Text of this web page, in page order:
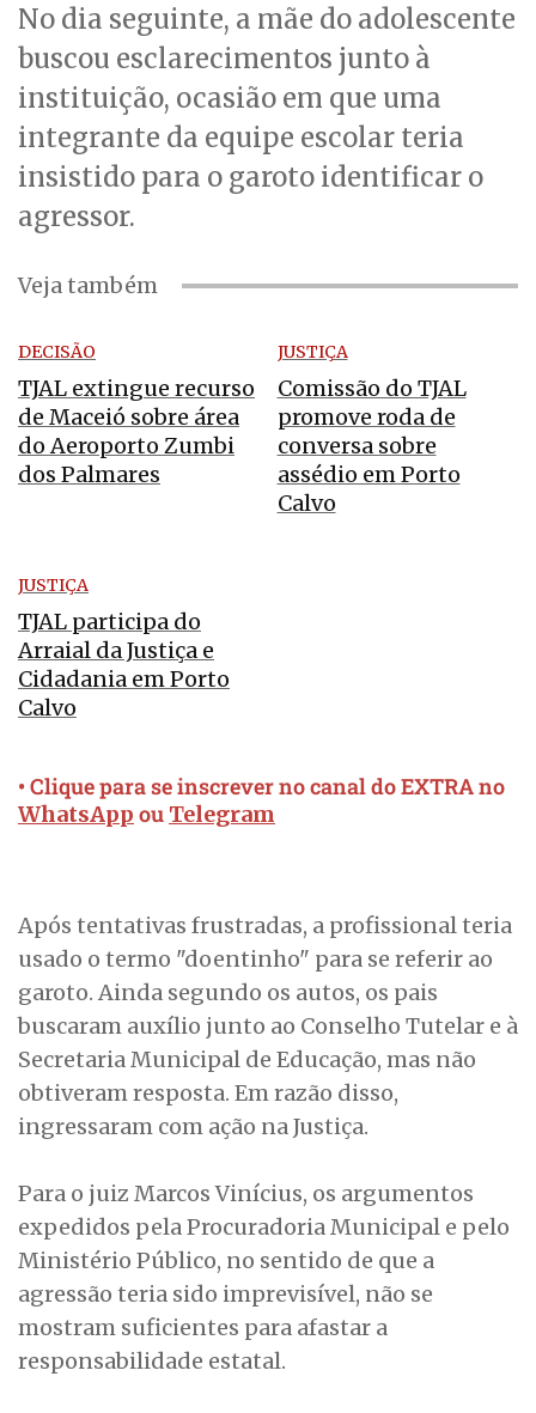
No dia seguinte, a mãe do adolescente
buscou esclarecimentos junto à
instituição, ocasião em que uma
integrante da equipe escolar teria
insistido para o garoto identificar o
agressor.
Veja também
DECISÃO
TJAL extingue recurso
de Maceió sobre área
do Aeroporto Zumbi
dos Palmares
JUSTIÇA
Comissão do TJAL
promove roda de
conversa sobre
assédio em Porto
Calvo
JUSTIÇA
TJAL participa do
Arraial da Justiça e
Cidadania em Porto
Calvo
• Clique para se inscrever no canal do EXTRA no
WhatsApp ou Telegram
Após tentativas frustradas, a profissional teria
usado o termo "doentinho" para se referir ao
garoto. Ainda segundo os autos, os pais
buscaram auxílio junto ao Conselho Tutelar e à
Secretaria Municipal de Educação, mas não
obtiveram resposta. Em razão disso,
ingressaram com ação na Justiça.
Para o juiz Marcos Vinícius, os argumentos
expedidos pela Procuradoria Municipal e pelo
Ministério Público, no sentido de que a
agressão teria sido imprevisível, não se
mostram suficientes para afastar a
responsabilidade estatal.